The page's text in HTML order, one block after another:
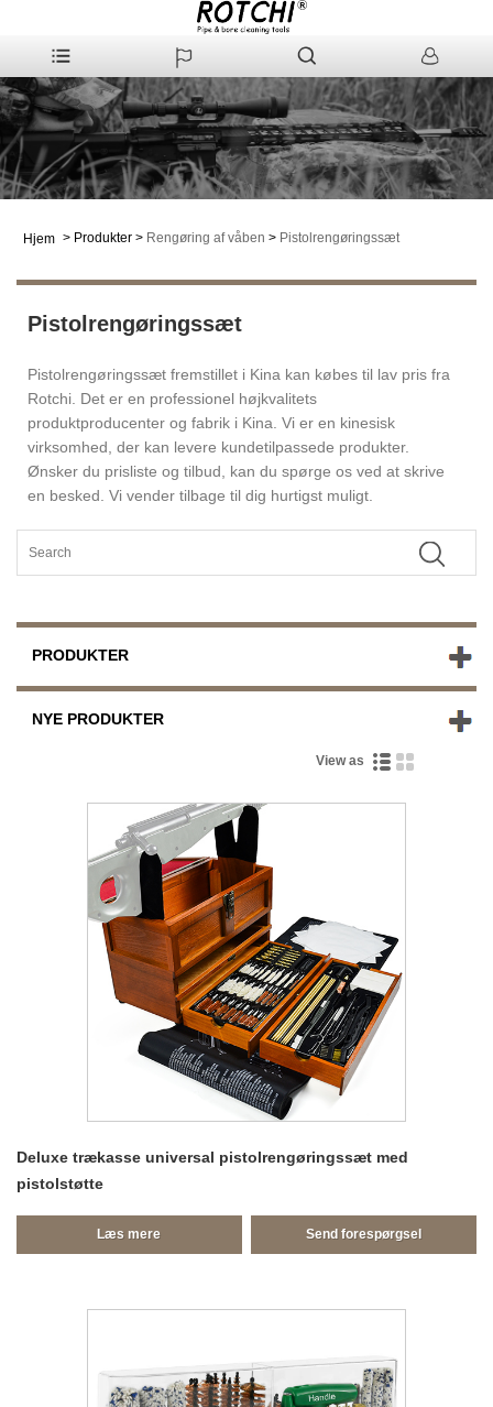
Hjem > Produkter > Rengøring af våben > Pistolrengøringssæt
Pistolrengøringssæt
Pistolrengøringssæt fremstillet i Kina kan købes til lav pris fra
Rotchi. Det er en professionel højkvalitets
produktproducenter og fabrik i Kina. Vi er en kinesisk
virksomhed, der kan levere kundetilpassede produkter.
Ønsker du prisliste og tilbud, kan du spørge os ved at skrive
en besked. Vi vender tilbage til dig hurtigst muligt.
PRODUKTER
NYE PRODUKTER
View as
Deluxe trækasse universal pistolrengøringssæt med
pistolstøtte
Læs mere Send forespørgsel